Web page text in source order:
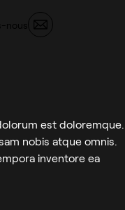
nous
est doloremque.
nobis atque omnis.
inventore ea